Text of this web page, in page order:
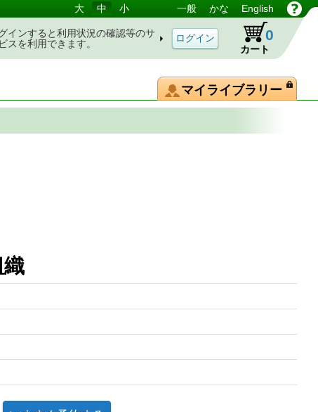
大 中 小 一般 かな English
インすると利用状況の確認等のサ
スを利用できます。
カート
0
マイライブラリー
織